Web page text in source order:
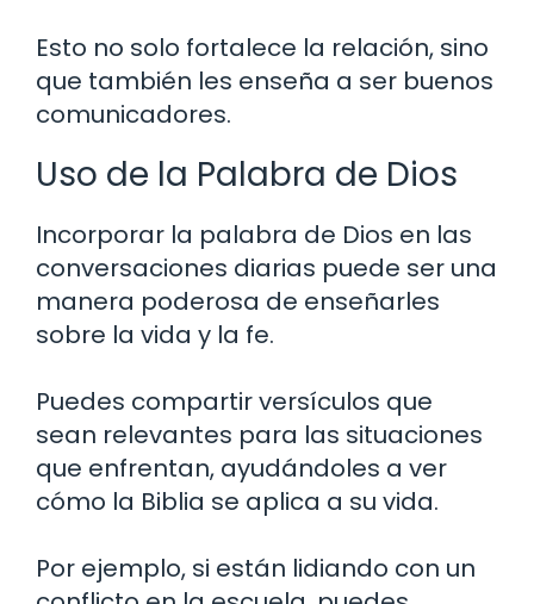
Esto no solo fortalece la relación, sino
que también les enseña a ser buenos
comunicadores.
Uso de la Palabra de Dios
Incorporar la palabra de Dios en las
conversaciones diarias puede ser una
manera poderosa de enseñarles
sobre la vida y la fe.
Puedes compartir versículos que
sean relevantes para las situaciones
que enfrentan, ayudándoles a ver
cómo la Biblia se aplica a su vida.
Por ejemplo, si están lidiando con un